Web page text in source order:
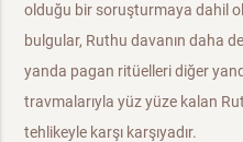
olduğu bir soruşturmaya dahil
bulgular, Ruthu davanın daha
yanda pagan ritüelleri diğer
travmalarıyla yüz yüze kalan
tehlikeyle karşı karşıyadır.